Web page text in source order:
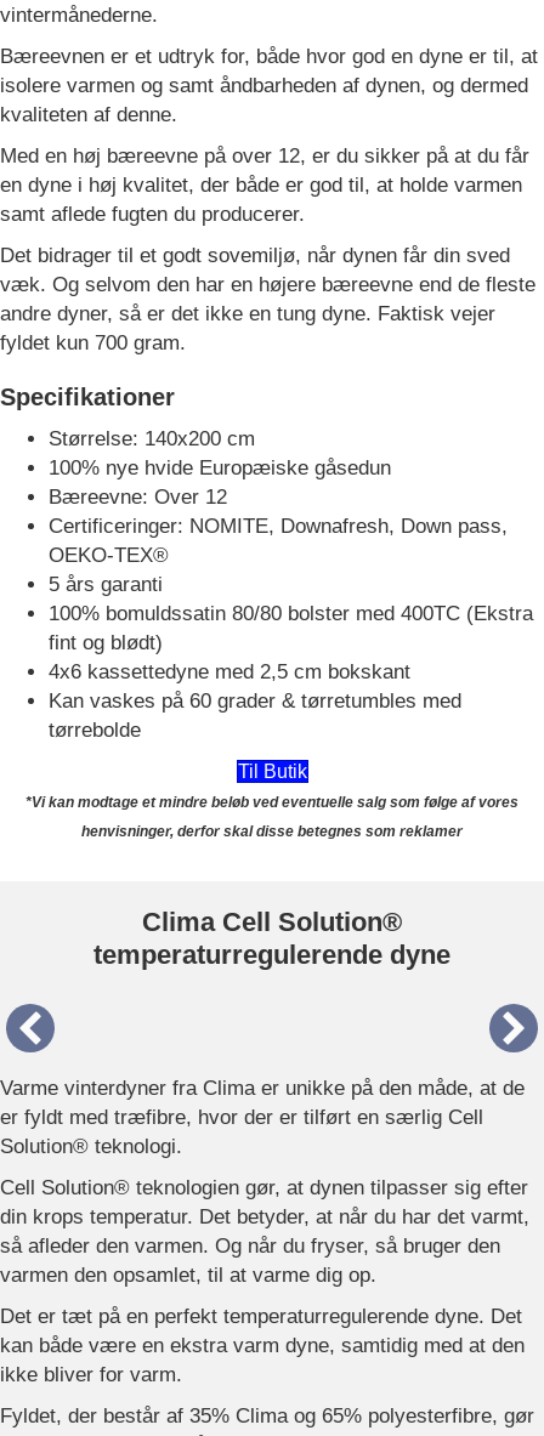
vintermånederne.
Bæreevnen er et udtryk for, både hvor god en dyne er til, at
isolere varmen og samt åndbarheden af dynen, og dermed
kvaliteten af denne.
Med en høj bæreevne på over 12, er du sikker på at du får
en dyne i høj kvalitet, der både er god til, at holde varmen
samt aflede fugten du producerer.
Det bidrager til et godt sovemiljø, når dynen får din sved
væk. Og selvom den har en højere bæreevne end de fleste
andre dyner, så er det ikke en tung dyne. Faktisk vejer
fyldet kun 700 gram.
Specifikationer
Størrelse: 140x200 cm
100% nye hvide Europæiske gåsedun
Bæreevne: Over 12
Certificeringer: NOMITE, Downafresh, Down pass,
OEKO-TEX®
5 års garanti
100% bomuldssatin 80/80 bolster med 400TC (Ekstra
fint og blødt)
4x6 kassettedyne med 2,5 cm bokskant
Kan vaskes på 60 grader & tørretumbles med
tørrebolde
Til Butik
*Vi kan modtage et mindre beløb ved eventuelle salg som følge af vores
henvisninger, derfor skal disse betegnes som reklamer
Clima Cell Solution®
temperaturregulerende dyne
Varme vinterdyner fra Clima er unikke på den måde, at de
er fyldt med træfibre, hvor der er tilført en særlig Cell
Solution® teknologi.
Cell Solution® teknologien gør, at dynen tilpasser sig efter
din krops temperatur. Det betyder, at når du har det varmt,
så afleder den varmen. Og når du fryser, så bruger den
varmen den opsamlet, til at varme dig op.
Det er tæt på en perfekt temperaturregulerende dyne. Det
kan både være en ekstra varm dyne, samtidig med at den
ikke bliver for varm.
Fyldet, der består af 35% Clima og 65% polyesterfibre, gør